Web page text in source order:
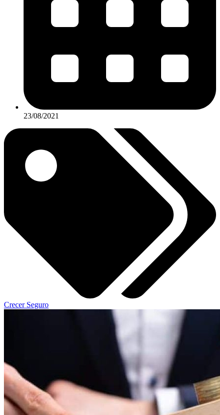
23/08/2021
Crecer Seguro